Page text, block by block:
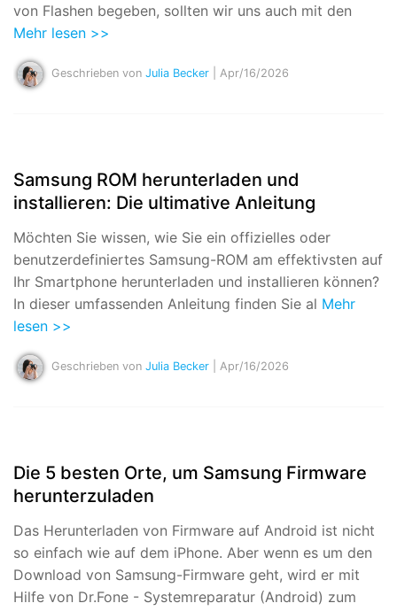
von Flashen begeben, sollten wir uns auch mit den
Mehr lesen >>
Geschrieben von Julia Becker | Apr/16/2026
Samsung ROM herunterladen und
installieren: Die ultimative Anleitung
Möchten Sie wissen, wie Sie ein offizielles oder
benutzerdefiniertes Samsung-ROM am effektivsten auf
Ihr Smartphone herunterladen und installieren können?
In dieser umfassenden Anleitung finden Sie al Mehr
lesen >>
Geschrieben von Julia Becker | Apr/16/2026
Die 5 besten Orte, um Samsung Firmware
herunterzuladen
Das Herunterladen von Firmware auf Android ist nicht
so einfach wie auf dem iPhone. Aber wenn es um den
Download von Samsung-Firmware geht, wird er mit
Hilfe von Dr.Fone - Systemreparatur (Android) zum